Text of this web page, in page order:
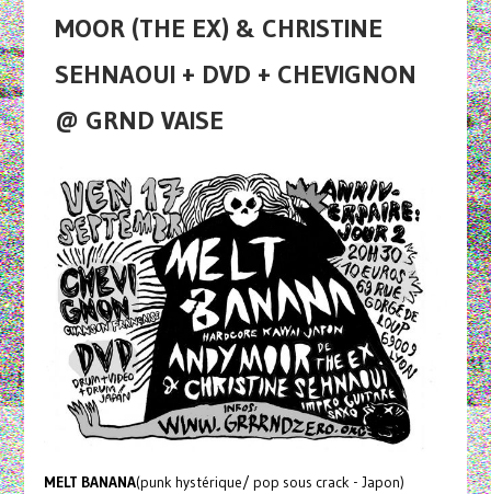
MOOR (THE EX) & CHRISTINE
SEHNAOUI + DVD + CHEVIGNON
@ GRND VAISE
MELT BANANA(punk hystérique/ pop sous crack - Japon)